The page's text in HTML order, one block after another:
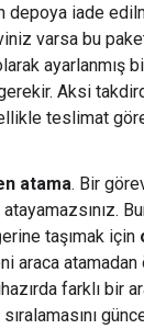
depoya iade
varsa bu
ayarlanmış
Aksi
teslimat
atama. Bir
taşımak için
araca
farklı bir